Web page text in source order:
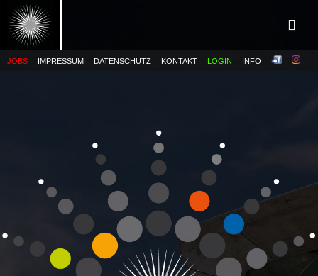
JOBS IMPRESSUM DATENSCHUTZ KONTAKT LOGIN INFO